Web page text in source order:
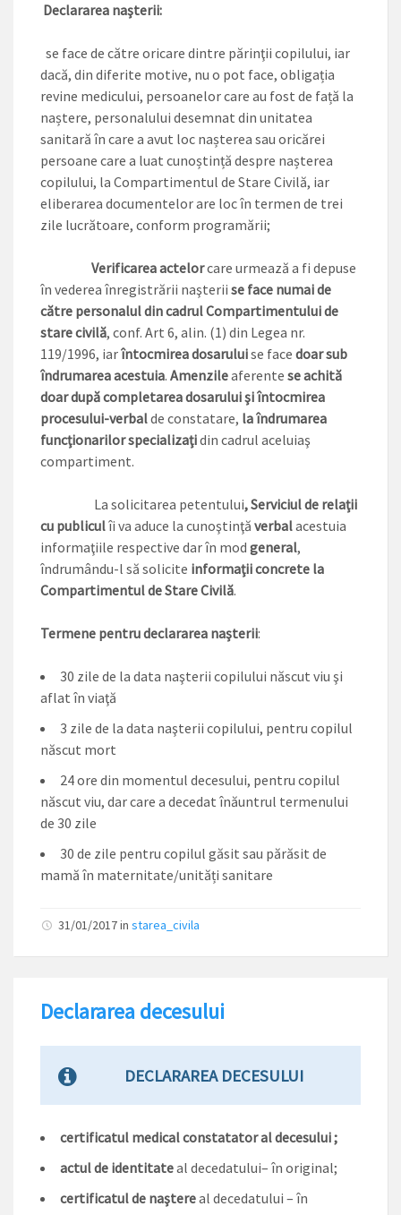
Declararea naşterii:
se face de către oricare dintre părinţii copilului, iar
dacă, din diferite motive, nu o pot face, obligația
revine medicului, persoanelor care au fost de față la
naștere, personalului desemnat din unitatea
sanitară în care a avut loc nașterea sau oricărei
persoane care a luat cunoștință despre nașterea
copilului, la Compartimentul de Stare Civilă, iar
eliberarea documentelor are loc în termen de trei
zile lucrătoare, conform programării;
Verificarea actelorcare urmează a fi depuse
în vederea înregistrării naşterii se face numai de
către personalul din cadrul Compartimentului de
stare civilă, conf. Art 6, alin. (1) din Legea nr.
119/1996, iarîntocmirea dosaruluise face doar sub
îndrumarea acestuia. Amenzileaferente se achită
doar după completarea dosarului şi întocmirea
procesului-verbalde constatare, la îndrumarea
funcţionarilor specializaţidin cadrul aceluiaş
compartiment.
La solicitarea petentului, Serviciul de relaţii
cu publiculîi va aduce la cunoştinţă verbalacestuia
informaţiile respective dar în mod general,
îndrumându-l să solicite informaţii concrete la
Compartimentul de Stare Civilă.
Termene pentru declararea naşterii:
30 zile de la data naşterii copilului născut viu şi
aflat în viaţă
3 zile de la data naşterii copilului, pentru copilul
născut mort
24 ore din momentul decesului, pentru copilul
născut viu, dar care a decedat înăuntrul termenului
de 30 zile
30 de zile pentru copilul găsit sau părăsit de
mamă în maternitate/unități sanitare
31/01/2017in starea_civila
Declararea decesului
DECLARAREA DECESULUI
certificatul medical constatator al decesului ;
actul de identitateal decedatului– în original;
certificatul de naştereal decedatului – în